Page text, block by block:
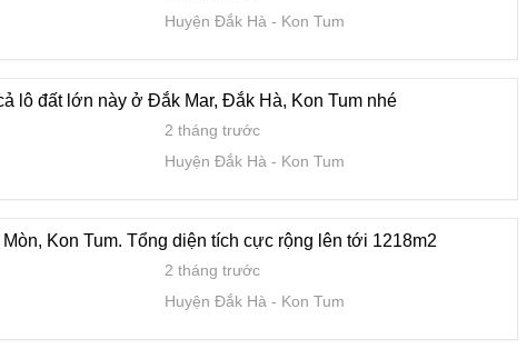
Huyện Đắk Hà Kon Tum
lô đất lớn này ở Đắk Mar, Đắk Hà, Kon Tum nhé
2 tháng trước
Huyện Đắk Hà Kon Tum
Kon Tum. Tổng diện tích cực rộng lên tới 1218m2
2 tháng trước
Huyện Đắk Hà Kon Tum